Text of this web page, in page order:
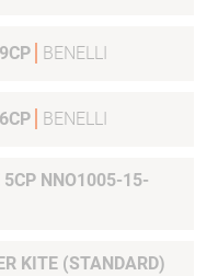
BENELLI
BENELLI
5CP NNO1005-15-
POIGNEE MEDIUM/DROITIER KITE (STANDARD)